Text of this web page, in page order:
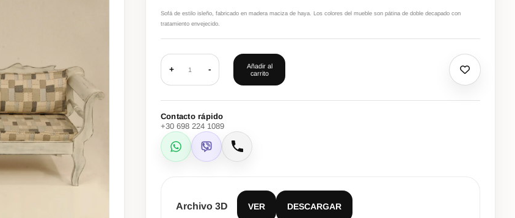
Sofá de estilo isleño, fabricado en madera maciza de haya. Los colores del mueble son pátina de doble decapado con
tratamiento envejecido.
+ 1 -
Añadir al
carrito
Contacto rápido
+30 698 224 1089
WhatsApp
Viber Llamar
Archivo 3D VER DESCARGAR